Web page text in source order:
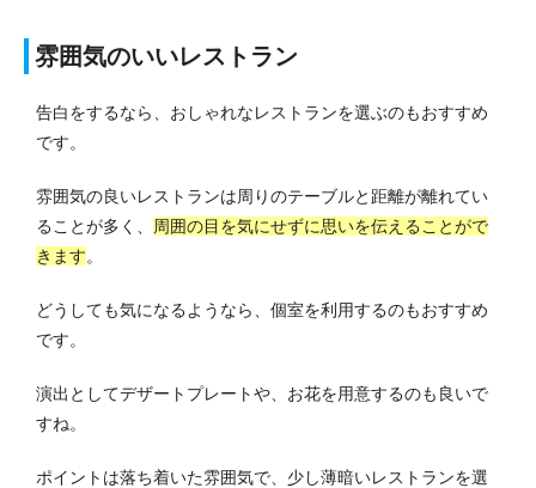
雰囲気のいいレストラン
告白をするなら、おしゃれなレストランを選ぶのもおすすめ
です。
雰囲気の良いレストランは周りのテーブルと距離が離れてい
ることが多く、
周囲の目を気にせずに思いを伝えることがで
きます。
どうしても気になるようなら、個室を利用するのもおすすめ
です。
演出としてデザートプレートや、お花を用意するのも良いで
すね。
ポイントは落ち着いた雰囲気で、少し薄暗いレストランを選